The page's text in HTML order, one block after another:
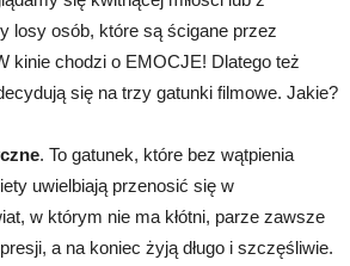
losy osób, które są ścigane przez
kinie chodzi o EMOCJE! Dlatego też
się na trzy gatunki filmowe. Jakie?
. To gatunek, które bez wątpienia
uwielbiają przenosić się w
w którym nie ma kłótni, parze zawsze
a na koniec żyją długo i szczęśliwie.